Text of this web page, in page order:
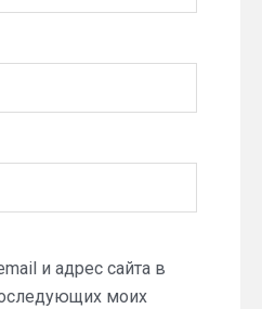
и адрес сайта в
моих